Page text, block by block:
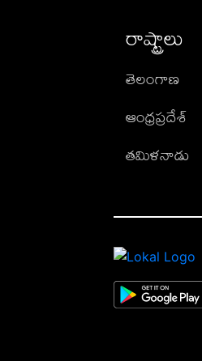
రాష్ట్రాలు
తెలంగాణ
ఆంధ్రప్రదేశ్
తమిళనాడు